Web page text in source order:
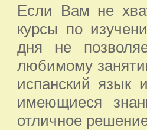
Если Вам не
курсы по
дня не
любимому
испанский язык
имеющиеся
отличное